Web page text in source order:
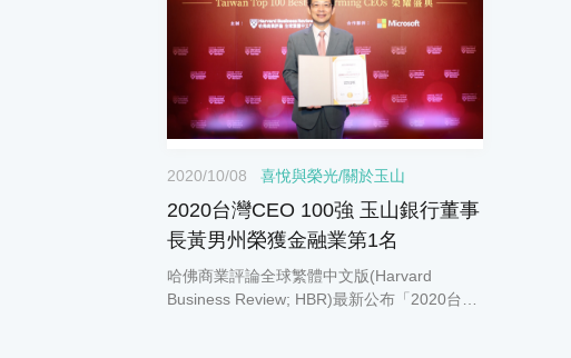
2020/10/08 喜悅與榮光/關於玉山
2020台灣CEO 100強 玉山銀行董事
長黃男州榮獲金融業第1名
哈佛商業評論全球繁體中文版(Harvard
Business Review; HBR)最新公布「2020台灣